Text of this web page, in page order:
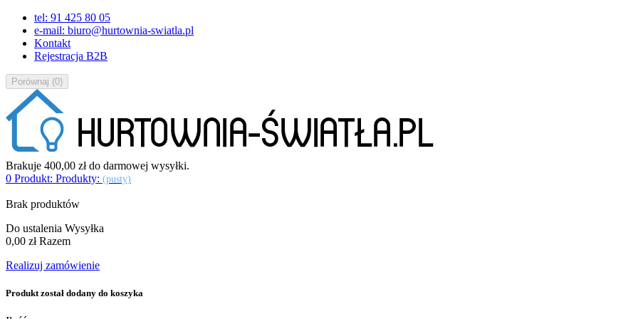
tel: 91 425 80 05
e-mail: biuro@hurtownia-swiatla.pl
Kontakt
Rejestracja B2B
Porównaj (0)
Brakuje 400,00 złdo darmowej wysyłki.
0 Produkt: Produkty: (pusty)
Brak produktów
Do ustalenia Wysyłka
0,00 zł Razem
Realizuj zamówienie
Produkt został dodany do koszyka